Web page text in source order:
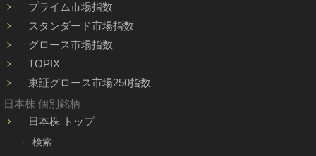
プライム市場指数
スタンダード市場指数
グロース市場指数
TOPIX
東証グロース市場250指数
日本株 個別銘柄
日本株 トップ
検索